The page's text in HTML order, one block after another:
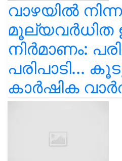
വാഴയിൽ
മൂല്യവർധിത
നിർമാണം:
പരിപാടി...
കാർഷിക